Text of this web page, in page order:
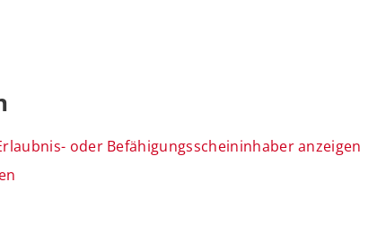
oder Befähigungsscheininhaber anzeigen